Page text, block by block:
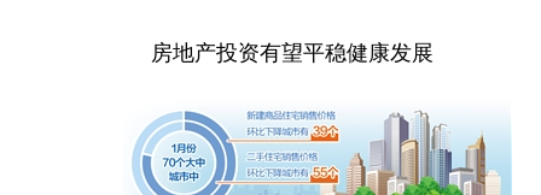
视频 图片 政务
中央文件 金融 汽车
房地产投资有望平稳健康发展